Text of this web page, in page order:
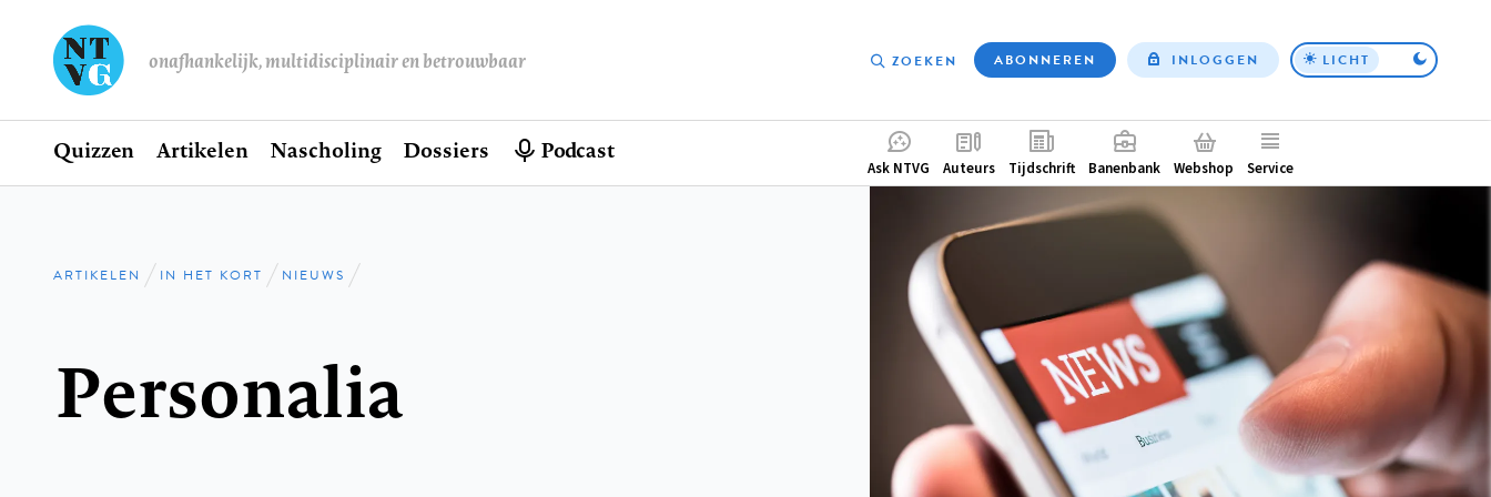
onafhankelijk, multidisciplinair en betrouwbaar
Top
ZOEKEN ABONNEREN INLOGGEN LICHT
Hoofdnavigatie
Home
Quizzen Artikelen Nascholing Dossiers Podcast
Complementair
Ask NTVG Auteurs Tijdschrift Banenbank Webshop Service
Kruimelpad
ARTIKELEN IN HET KORT NIEUWS
Personalia